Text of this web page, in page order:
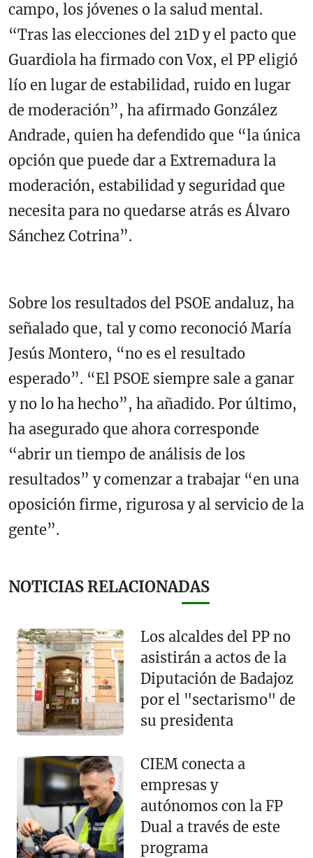
campo, los jóvenes o la salud mental.
“Tras las elecciones del 21D y el pacto que
Guardiola ha firmado con Vox, el PP eligió
lío en lugar de estabilidad, ruido en lugar
de moderación”, ha afirmado González
Andrade, quien ha defendido que “la única
opción que puede dar a Extremadura la
moderación, estabilidad y seguridad que
necesita para no quedarse atrás es Álvaro
Sánchez Cotrina”.
Sobre los resultados del PSOE andaluz, ha
señalado que, tal y como reconoció María
Jesús Montero, “no es el resultado
esperado”. “El PSOE siempre sale a ganar
y no lo ha hecho”, ha añadido. Por último,
ha asegurado que ahora corresponde
“abrir un tiempo de análisis de los
resultados” y comenzar a trabajar “en una
oposición firme, rigurosa y al servicio de la
gente”.
NOTICIAS RELACIONADAS
Los alcaldes del PP no
asistirán a actos de la
Diputación de Badajoz
por el "sectarismo" de
su presidenta
CIEM conecta a
empresas y
autónomos con la FP
Dual a través de este
programa